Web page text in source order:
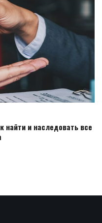
найти и наследовать все